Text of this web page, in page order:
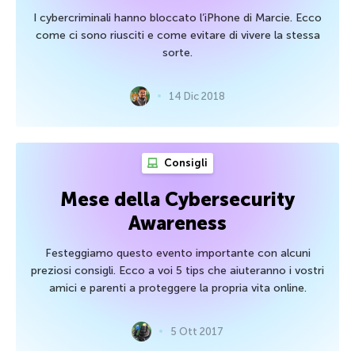
I cybercriminali hanno bloccato l’iPhone di Marcie. Ecco
come ci sono riusciti e come evitare di vivere la stessa
sorte.
14 Dic 2018
Consigli
Mese della Cybersecurity
Awareness
Festeggiamo questo evento importante con alcuni
preziosi consigli. Ecco a voi 5 tips che aiuteranno i vostri
amici e parenti a proteggere la propria vita online.
5 Ott 2017